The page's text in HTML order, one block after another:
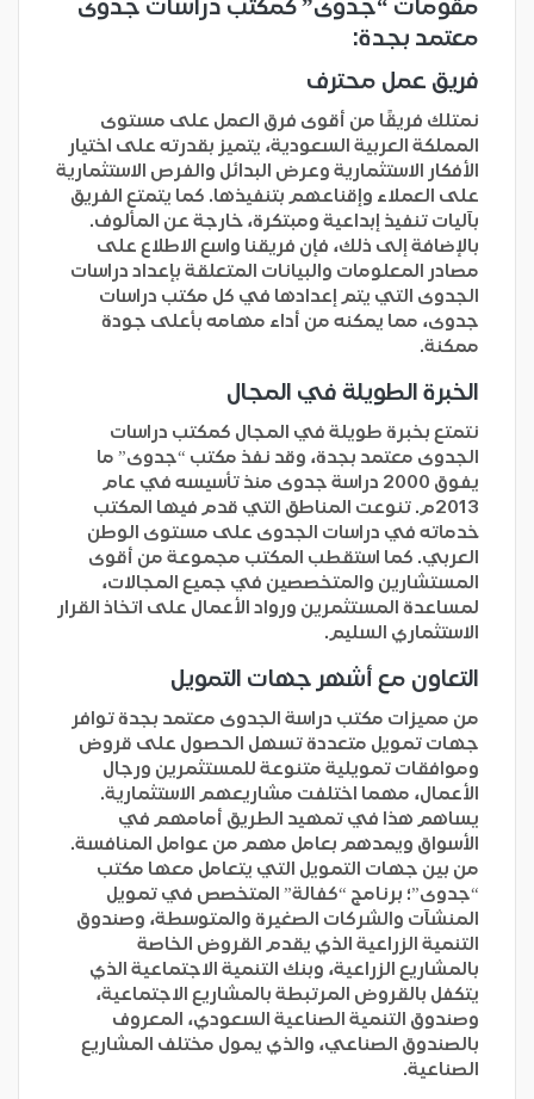
مقومات “جدوى” كمكتب دراسات جدوى
معتمد بجدة:
فريق عمل محترف
نمتلك فريقًا من أقوى فرق العمل على مستوى
المملكة العربية السعودية، يتميز بقدرته على اختيار
الأفكار الاستثمارية وعرض البدائل والفرص الاستثمارية
على العملاء وإقناعهم بتنفيذها. كما يتمتع الفريق
بآليات تنفيذ إبداعية ومبتكرة، خارجة عن المألوف.
بالإضافة إلى ذلك، فإن فريقنا واسع الاطلاع على
مصادر المعلومات والبيانات المتعلقة بإعداد دراسات
الجدوى التي يتم إعدادها في كل مكتب دراسات
جدوى، مما يمكنه من أداء مهامه بأعلى جودة
ممكنة.
الخبرة الطويلة في المجال
نتمتع بخبرة طويلة في المجال كمكتب دراسات
الجدوى معتمد بجدة، وقد نفذ مكتب “جدوى” ما
يفوق 2000 دراسة جدوى منذ تأسيسه في عام
2013م. تنوعت المناطق التي قدم فيها المكتب
خدماته في دراسات الجدوى على مستوى الوطن
العربي. كما استقطب المكتب مجموعة من أقوى
المستشارين والمتخصصين في جميع المجالات،
لمساعدة المستثمرين ورواد الأعمال على اتخاذ القرار
الاستثماري السليم.
التعاون مع أشهر جهات التمويل
من مميزات مكتب دراسة الجدوى معتمد بجدة توافر
جهات تمويل متعددة تسهل الحصول على قروض
وموافقات تمويلية متنوعة للمستثمرين ورجال
الأعمال، مهما اختلفت مشاريعهم الاستثمارية.
يساهم هذا في تمهيد الطريق أمامهم في
الأسواق ويمدهم بعامل مهم من عوامل المنافسة.
من بين جهات التمويل التي يتعامل معها مكتب
“جدوى”؛ برنامج “كفالة” المتخصص في تمويل
المنشآت والشركات الصغيرة والمتوسطة، وصندوق
التنمية الزراعية الذي يقدم القروض الخاصة
بالمشاريع الزراعية، وبنك التنمية الاجتماعية الذي
يتكفل بالقروض المرتبطة بالمشاريع الاجتماعية،
وصندوق التنمية الصناعية السعودي، المعروف
بالصندوق الصناعي، والذي يمول مختلف المشاريع
الصناعية.